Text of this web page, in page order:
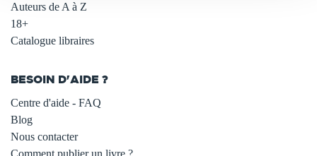
Auteurs de A à Z
18+
Catalogue libraires
BESOIN D'AIDE ?
Centre d'aide - FAQ
Blog
Nous contacter